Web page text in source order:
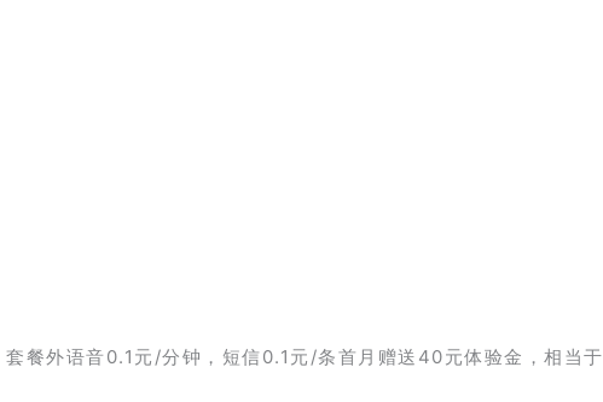
餐外语音0.1元/分钟，短信0.1元/条首月赠送40元体验金，相当于